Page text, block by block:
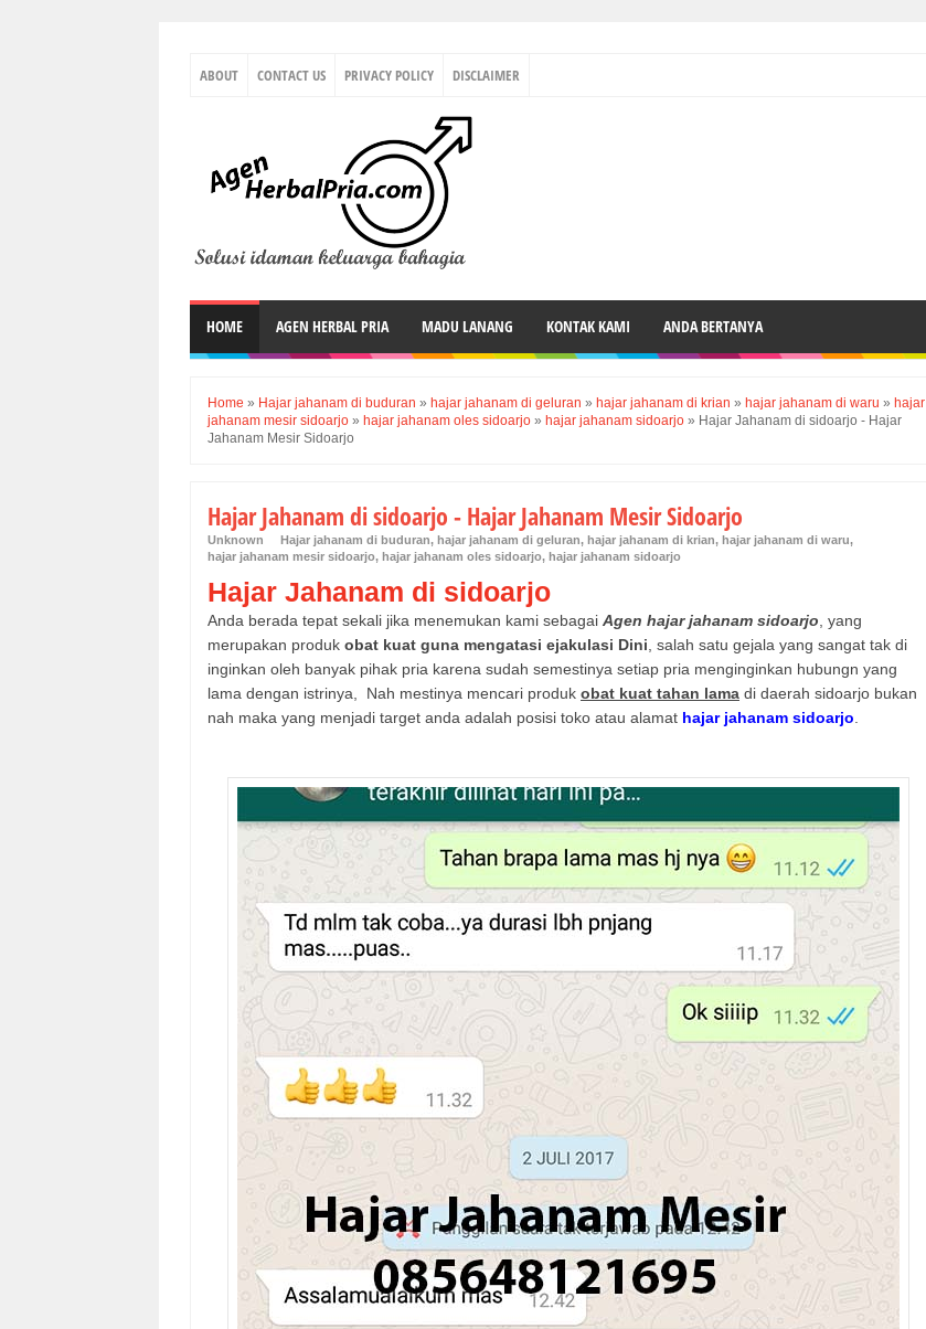
ABOUT CONTACT US PRIVACY POLICY DISCLAIMER
HOME AGEN HERBAL PRIA MADU LANANG KONTAK KAMI ANDA BERTANYA
Home » Hajar jahanam di buduran » hajar jahanam di geluran » hajar jahanam di krian » hajar jahanam di waru » hajar
jahanam mesir sidoarjo » hajar jahanam oles sidoarjo » hajar jahanam sidoarjo » Hajar Jahanam di sidoarjo - Hajar
Jahanam Mesir Sidoarjo
Hajar Jahanam di sidoarjo - Hajar Jahanam Mesir Sidoarjo
Unknown Hajar jahanam di buduran, hajar jahanam di geluran, hajar jahanam di krian, hajar jahanam di waru,
hajar jahanam mesir sidoarjo, hajar jahanam oles sidoarjo, hajar jahanam sidoarjo
Hajar Jahanam di sidoarjo
Anda berada tepat sekali jika menemukan kami sebagai Agen hajar jahanam sidoarjo , yang
merupakan produk obat kuat guna mengatasi ejakulasi Dini , salah satu gejala yang sangat tak di
inginkan oleh banyak pihak pria karena sudah semestinya setiap pria menginginkan hubungn yang
lama dengan istrinya, Nah mestinya mencari produk obat kuat tahan lama di daerah sidoarjo bukan
nah maka yang menjadi target anda adalah posisi toko atau alamat hajar jahanam sidoarjo